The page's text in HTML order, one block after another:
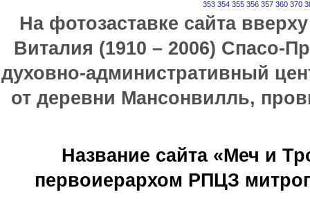
353 354 355 356 357 360 370
На фотозаставке сайта
Виталия (1910 – 2006) Спасо-
духовно-административный
от деревни Мансонвилль,
Название сайта «Меч и
первоиерархом РПЦЗ